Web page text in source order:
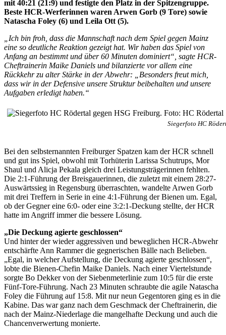
mit 40:21 (21:9) und festigte den Platz in der Spitzengruppe.
Beste HCR-Werferinnen waren Arwen Gorb (9 Tore) sowie
Natascha Foley (6) und Leila Ott (5).
„Ich bin froh, dass die Mannschaft nach dem Spiel gegen Mainz
eine so deutliche Reaktion gezeigt hat. Wir haben das Spiel von
Anfang an bestimmt und über 60 Minuten dominiert“, sagte HCR-
Cheftrainerin Maike Daniels und bilanzierte vor allem eine
Rückkehr zu alter Stärke in der Abwehr: „Besonders freut mich,
dass wir in der Defensive unsere Struktur beibehalten und unsere
Aufgaben erledigt haben.“
Siegerfoto HC
Bei den selbsternannten Freiburger Spatzen kam der HCR schnell
und gut ins Spiel, obwohl mit Torhüterin Larissa Schutrups, Mor
Shaul und Alicja Pekala gleich drei Leistungsträgerinnen fehlten.
Die 2:1-Führung der Breisgauerinnen, die zuletzt mit einem 28:27-
Auswärtssieg in Regensburg überraschten, wandelte Arwen Gorb
mit drei Treffern in Serie in eine 4:1-Führung der Bienen um. Egal,
ob der Gegner eine 6:0- oder eine 3:2:1-Deckung stellte, der HCR
hatte im Angriff immer die bessere Lösung.
„Die Deckung agierte geschlossen“
Und hinter der wieder aggressiven und beweglichen HCR-Abwehr
entschärfte Ann Rammer die gegnerischen Bälle nach Belieben.
„Egal, in welcher Aufstellung, die Deckung agierte geschlossen“,
lobte die Bienen-Chefin Maike Daniels. Nach einer Viertelstunde
sorgte Bo Dekker von der Siebenmeterlinie zum 10:5 für die erste
Fünf-Tore-Führung. Nach 23 Minuten schraubte die agile Natascha
Foley die Führung auf 15:8. Mit nur neun Gegentoren ging es in die
Kabine. Das war ganz nach dem Geschmack der Cheftrainerin, die
nach der Mainz-Niederlage die mangelhafte Deckung und auch die
Chancenverwertung monierte.